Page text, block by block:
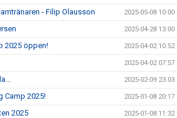
- Filip Olausson 2025-05-08 10:00
2025-04-28 13:00
2025 öppen! 2025-04-02 10:52
2025-04-02 07:57
2025-02-09 23:03
Camp 2025! 2025-01-08 20:17
2025 2025-01-08 11:32